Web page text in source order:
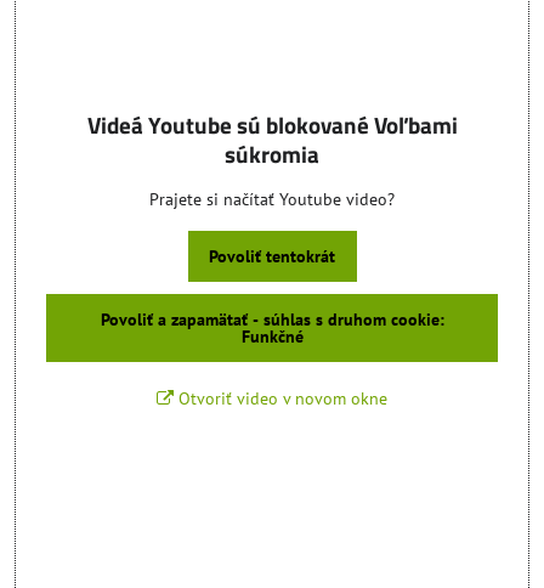
Videá Youtube sú blokované Voľbami
súkromia
Prajete si načítať Youtube video?
Povoliť tentokrát
Povoliť a zapamätať - súhlas s druhom cookie:
Funkčné
Otvoriť video v novom okne